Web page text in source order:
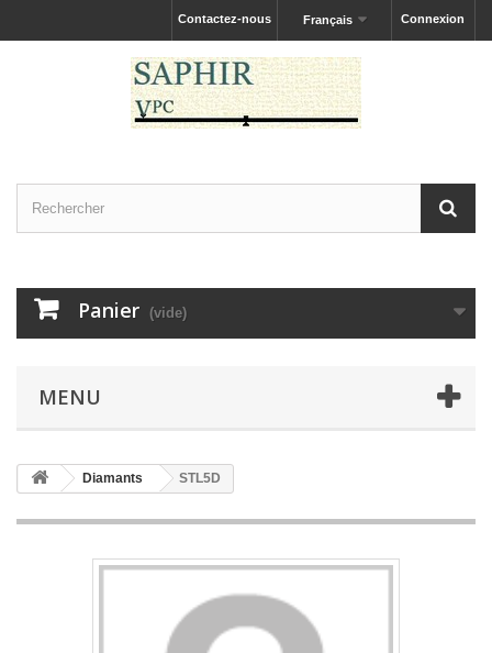
Connexion
Français
Contactez-nous
Panier (vide)
MENU
Diamants STL5D